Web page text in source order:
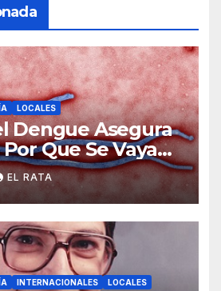
LOCALES
Dengue Asegura
Que Se Vaya
El COVID-19
EL RATA
INTERNACIONALES LOCALES